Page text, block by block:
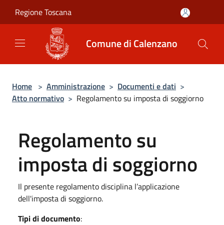
Regione Toscana
Comune di Calenzano
Home > Amministrazione > Documenti e dati >
Atto normativo > Regolamento su imposta di soggiorno
Regolamento su
imposta di soggiorno
Il presente regolamento disciplina l’applicazione
dell'imposta di soggiorno.
Tipi di documento: